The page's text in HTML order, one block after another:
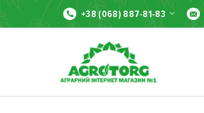
+38 (068) 887-81-83